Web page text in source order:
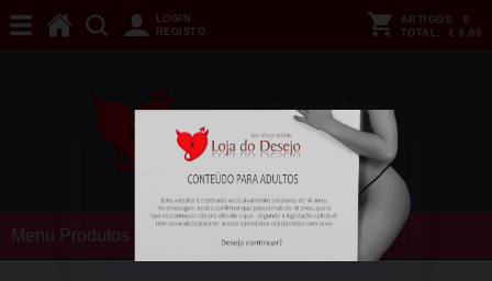
LOGIN
REGISTO
ARTIGOS:
0
TOTAL: € 0,00
Menu Produtos